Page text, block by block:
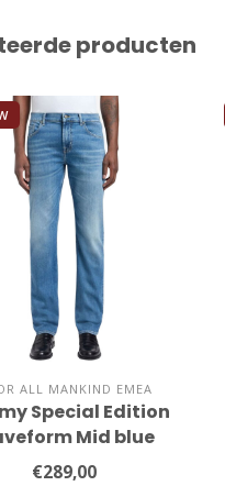
producten
ALL MANKIND EMEA
Special Edition
Mid blue
€289,00